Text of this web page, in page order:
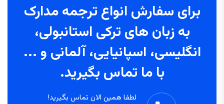
برای سفارش انواع ترجمه مدارک
به زبان های ترکی استانبولی،
انگلیسی، اسپانیایی، آلمانی و ...
با ما تماس بگیرید.
لطفا همین الان تماس بگیرید!